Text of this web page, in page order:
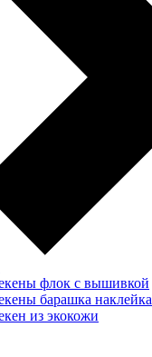
флок с вышивкой
барашка наклейка
из экокожи